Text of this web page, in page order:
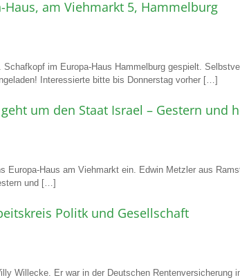
am Viehmarkt 5, Hammelburg
im Europa-Haus Hammelburg gespielt.
Interessierte bitte bis Donnerstag vorher […]
um den Staat Israel – Gestern und
Europa-Haus am Viehmarkt ein. Edwin Metzler aus
und […]
Politk und Gesellschaft
Willecke. Er war in der Deutschen Rentenversicherung